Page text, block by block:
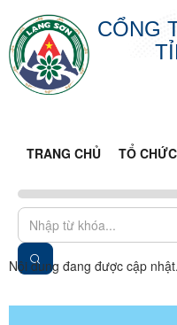
CỔNG
TRANG CHỦ TỔ
Nội dung đang được cập